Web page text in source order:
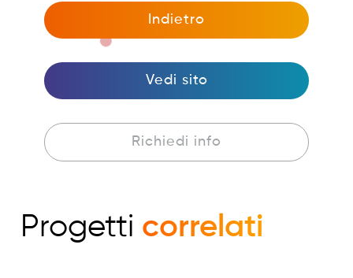
Indietro
Vedi sito
Richiedi info
Progetti correlati